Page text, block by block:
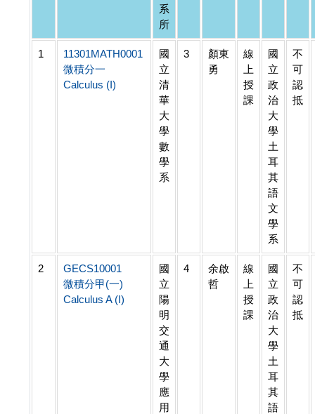
系
所
1
11301MATH0001
微積分一
Calculus (I)
國
立
清
華
大
學
數
學
系
3
顏東
勇
線
上
授
課
國
立
政
治
大
學
土
耳
其
語
文
學
系
不
可
認
抵
2
GECS10001
微積分甲(一)
Calculus A (I)
國
立
陽
明
交
通
大
學
應
用
4
余啟
哲
線
上
授
課
國
立
政
治
大
學
土
耳
其
語
不
可
認
抵